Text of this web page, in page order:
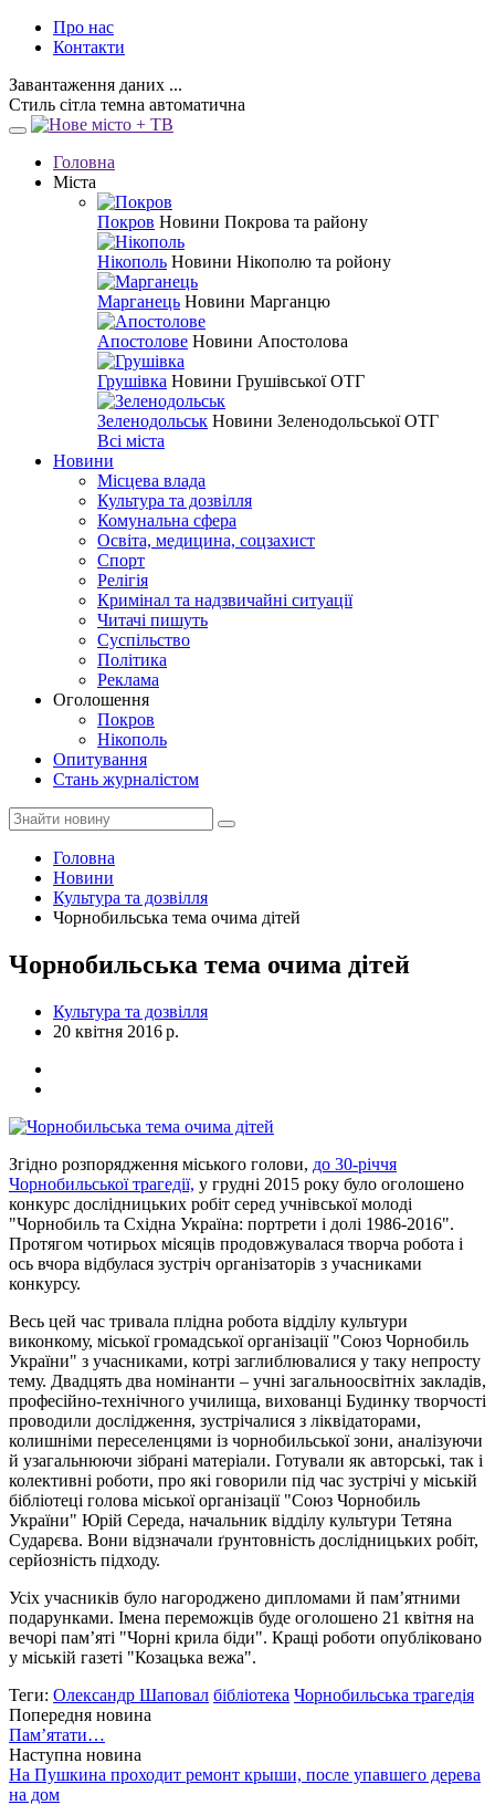
Про нас
Контакти
Завантаження даних ...
Стиль сітла темна автоматична
Головна
Міста
Покров Новини Покрова та району
Нікополь Новини Нікополю та ройону
Марганець Новини Марганцю
Апостолове Новини Апостолова
Грушівка Новини Грушівської ОТГ
Зеленодольськ Новини Зеленодольської ОТГ
Всі міста
Новини
Місцева влада
Культура та дозвілля
Комунальна сфера
Освіта, медицина, соцзахист
Спорт
Релігія
Кримінал та надзвичайні ситуації
Читачі пишуть
Суспільство
Політика
Реклама
Оголошення
Покров
Нікополь
Опитування
Стань журналістом
Головна
Новини
Культура та дозвілля
Чорнобильська тема очима дітей
Чорнобильська тема очима дітей
Культура та дозвілля
20 квітня 2016 р.
Згідно розпорядження міського голови, до 30-річчя
Чорнобильської трагедії, у грудні 2015 року було оголошено
конкурс дослідницьких робіт серед учнівської молоді
"Чорнобиль та Східна Україна: портрети і долі 1986-2016".
Протягом чотирьох місяців продовжувалася творча робота і
ось вчора відбулася зустріч організаторів з учасниками
конкурсу.
Весь цей час тривала плідна робота відділу культури
виконкому, міської громадської організації "Союз Чорнобиль
України" з учасниками, котрі заглиблювалися у таку непросту
тему. Двадцять два номінанти – учні загальноосвітніх закладів,
професійно-технічного училища, вихованці Будинку творчості
проводили дослідження, зустрічалися з ліквідаторами,
колишніми переселенцями із чорнобильської зони, аналізуючи
й узагальнюючи зібрані матеріали. Готували як авторські, так і
колективні роботи, про які говорили під час зустрічі у міській
бібліотеці голова міської організації "Союз Чорнобиль
України" Юрій Середа, начальник відділу культури Тетяна
Сударєва. Вони відзначали ґрунтовність дослідницьких робіт,
серйозність підходу.
Усіх учасників було нагороджено дипломами й пам’ятними
подарунками. Імена переможців буде оголошено 21 квітня на
вечорі пам’яті "Чорні крила біди". Кращі роботи опубліковано
у міській газеті "Козацька вежа".
Теги: Олександр Шаповал бібліотека Чорнобильська трагедія
Попередня новина
Пам’ятати…
Наступна новина
На Пушкина проходит ремонт крыши, после упавшего дерева
на дом